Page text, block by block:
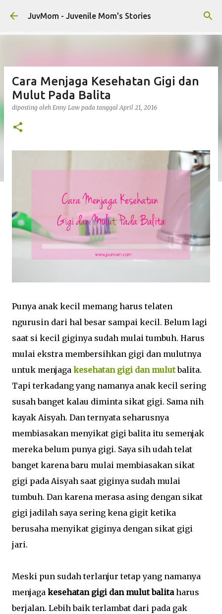
Langsung ke konten utama
JuvMom - Juvenile Mom's Stories
Cara Menjaga Kesehatan Gigi dan
Mulut Pada Balita
diposting oleh Enny Law pada tanggalApril 21, 2016
Punya anak kecil memang harus telaten
ngurusin dari hal besar sampai kecil. Belum lagi
saat si kecil giginya sudah mulai tumbuh. Harus
mulai ekstra membersihkan gigi dan mulutnya
untuk menjaga kesehatan gigi dan mulutbalita.
Tapi terkadang yang namanya anak kecil sering
susah banget kalau diminta sikat gigi. Sama nih
kayak Aisyah. Dan ternyata seharusnya
membiasakan menyikat gigi balita itu semenjak
mereka belum punya gigi. Saya sih udah telat
banget karena baru mulai membiasakan sikat
gigi pada Aisyah saat giginya sudah mulai
tumbuh. Dan karena merasa asing dengan sikat
gigi jadilah saya sering kena gigit ketika
berusaha menyikat giginya dengan sikat gigi
jari.
Meski pun sudah terlanjur tetap yang namanya
menjaga kesehatan gigi dan mulut balitaharus
berjalan. Lebih baik terlambat dari pada gak